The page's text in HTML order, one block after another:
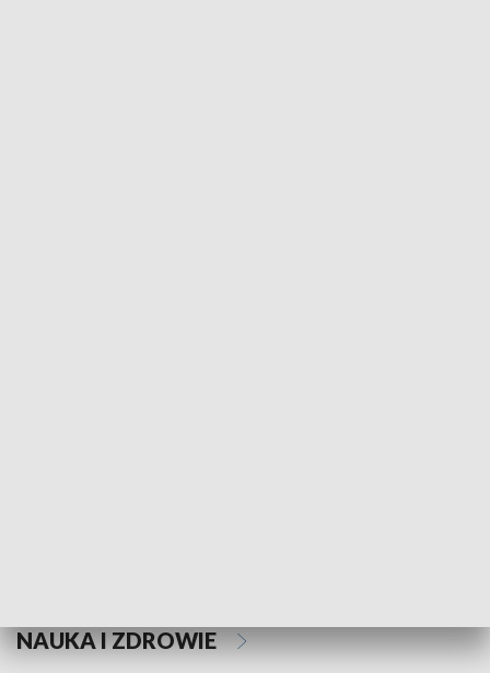
NAUKA I ZDROWIE